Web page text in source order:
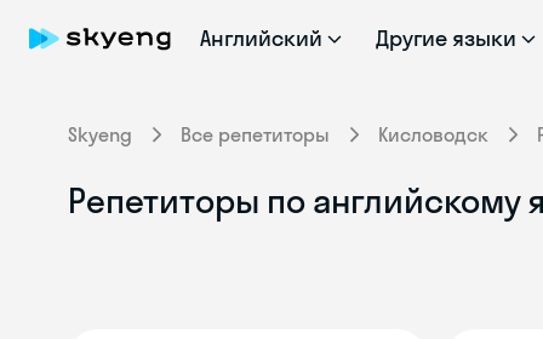
Английский Другие языки
Skyeng Все репетиторы Кисловодск
Репетиторы по английскому